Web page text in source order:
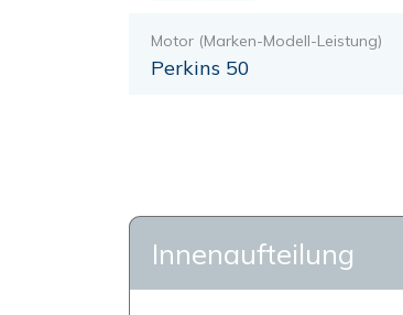
Motor (Marken-Modell-Leistung)
Perkins 50
Innenaufteilung